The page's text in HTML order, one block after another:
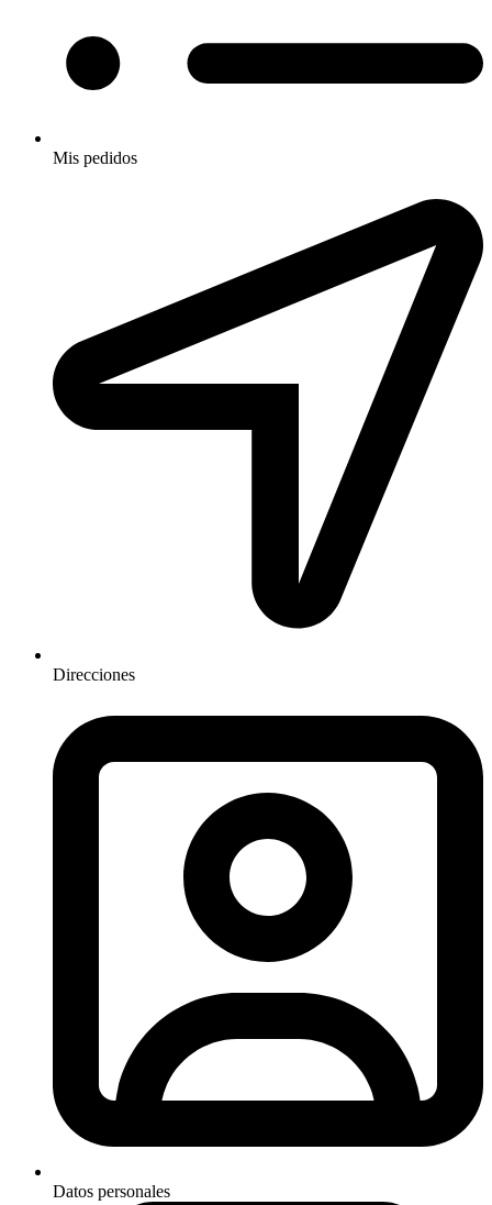
Mis pedidos
Direcciones
Datos personales